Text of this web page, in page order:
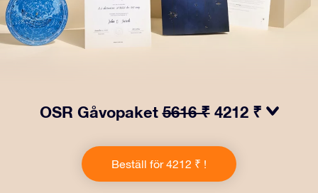
OSR Gåvopaket5616 ₹ 4212 ₹
gåva ingår ett vackert kuvert och personliga dokument
som skickas till en adress som du väljer, samt digitala
dokument och fri användning av våra appar. Det är ett
Beställ för 4212 ₹ !